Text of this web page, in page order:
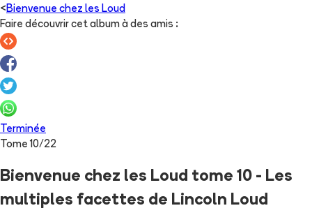
< Bienvenue chez les Loud
Faire découvrir cet album à des amis :
Terminée
Tome10/22
Bienvenue chez les Loud tome 10 - Les
multiples facettes de Lincoln Loud